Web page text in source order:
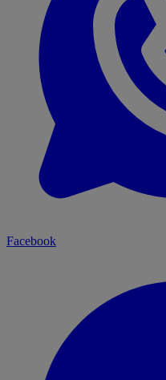
Facebook